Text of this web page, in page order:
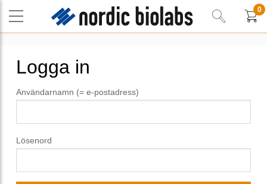
0
Logga in
Användarnamn (= e-postadress)
Lösenord